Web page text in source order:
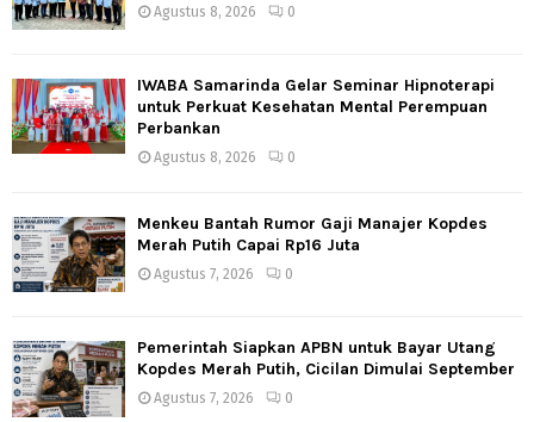
Agustus 8, 2026 0
IWABA Samarinda Gelar Seminar Hipnoterapi
untuk Perkuat Kesehatan Mental Perempuan
Perbankan
Agustus 8, 2026 0
Menkeu Bantah Rumor Gaji Manajer Kopdes
Merah Putih Capai Rp16 Juta
Agustus 7, 2026 0
Pemerintah Siapkan APBN untuk Bayar Utang
Kopdes Merah Putih, Cicilan Dimulai September
Agustus 7, 2026 0